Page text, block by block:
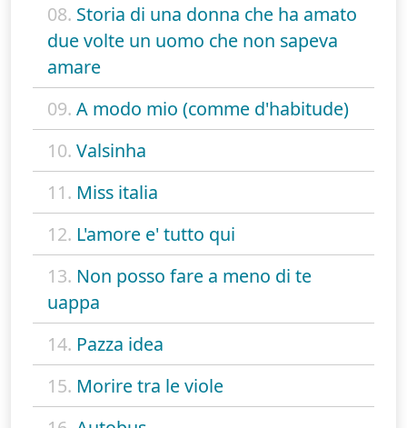
08. Storia di una donna che ha amato
due volte un uomo che non sapeva
amare
09. A modo mio (comme d'habitude)
10. Valsinha
11. Miss italia
12. L'amore e' tutto qui
13. Non posso fare a meno di te
uappa
14. Pazza idea
15. Morire tra le viole